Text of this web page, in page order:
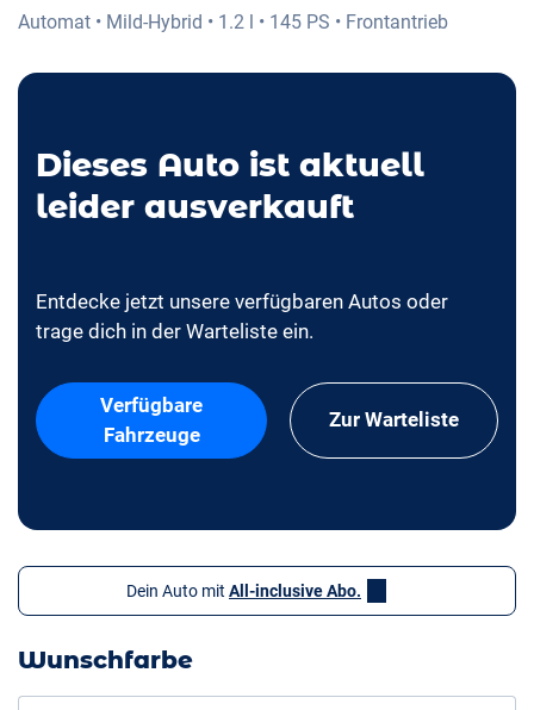
Automat • Mild-Hybrid • 1.2 l • 145 PS • Frontantrieb
Dieses Auto ist aktuell
leider ausverkauft
Entdecke jetzt unsere verfügbaren Autos oder
trage dich in der Warteliste ein.
Verfügbare
Fahrzeuge
Zur Warteliste
Dein Auto mit All-inclusive Abo.
Wunschfarbe